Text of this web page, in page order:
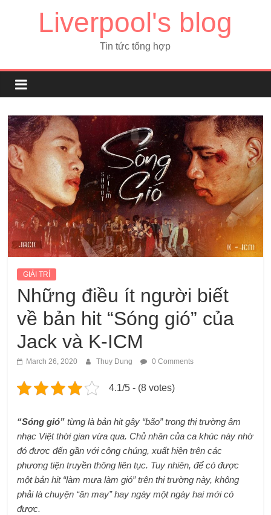
Liverpool's blog
Tin tức tổng hợp
GIẢI TRÍ
Những điều ít người biết
về bản hit “Sóng gió” của
Jack và K-ICM
March 26, 2020 Thuy Dung 0 Comments
4.1/5 - (8 votes)
“Sóng gió” từng là bản hit gây “bão” trong thị trường âm
nhạc Việt thời gian vừa qua. Chủ nhân của ca khúc này nhờ
đó được đến gần với công chúng, xuất hiện trên các
phương tiện truyền thông liên tục. Tuy nhiên, để có được
một bản hit “làm mưa làm gió” trên thị trường này, không
phải là chuyện “ăn may” hay ngày một ngày hai mới có
được.